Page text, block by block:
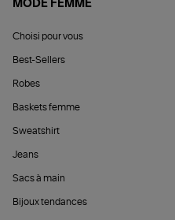
MODE FEMME
Choisi pour vous
Best-Sellers
Robes
Baskets femme
Sweatshirt
Jeans
Sacs à main
Bijoux tendances